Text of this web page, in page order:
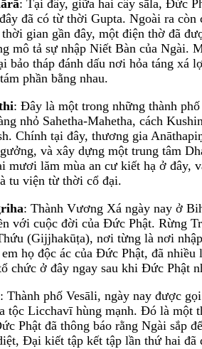
: Tại đây, giữa hai cây sāla, Đức
đã có từ thời Gupta. Ngoài ra
gian gần đây, một điện thờ đã
mô tả sự nhập Niết Bàn của Ngài.
bảo tháp đánh dấu nơi hỏa táng
phần bằng nhau.
: Đây là một trong những thành
nhỏ Sahetha-Mahetha, cách
Chính tại đây, thương gia
và xây dựng một trung tâm
mươi lăm mùa an cư kiết hạ ở đây,
tu viện từ thời cổ đại.
: Thành Vương Xá ngày nay ở
với cuộc đời của Đức Phật. Rừng
(Gijjhakūṭa), nơi từng là nơi
họ độc ác của Đức Phật, đã
chức ở đây ngay sau khi Đức Phật
: Thành phố Vesāli, ngày nay được
tộc Licchavī hùng mạnh. Đó là một
Phật đã thông báo rằng Ngài sắp
Đại kiết tập kết tập lần thứ hai đã